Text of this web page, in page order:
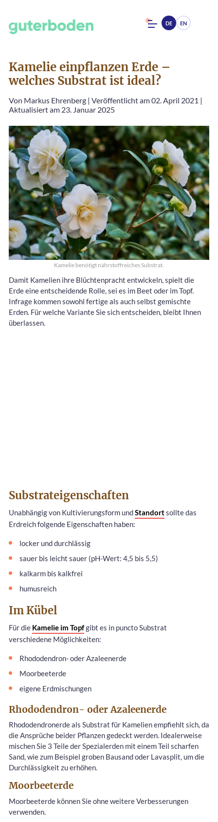
DE EN
Kamelie einpflanzen Erde –
welches Substrat ist ideal?
Von Markus Ehrenberg | Veröffentlicht am 02. April 2021 |
Aktualisiert am 23. Januar 2025
Kamelie benötigt nährstoffreiches Substrat.
Damit Kamelien ihre Blüchtenpracht entwickeln, spielt die
Erde eine entscheidende Rolle, sei es im Beet oder im Topf.
Infrage kommen sowohl fertige als auch selbst gemischte
Erden. Für welche Variante Sie sich entscheiden, bleibt Ihnen
überlassen.
Substrateigenschaften
Unabhängig von Kultivierungsform undStandortsollte das
Erdreich folgende Eigenschaften haben:
locker und durchlässig
sauer bis leicht sauer (pH-Wert: 4,5 bis 5,5)
kalkarm bis kalkfrei
humusreich
Im Kübel
Für die Kamelie im Topfgibt es in puncto Substrat
verschiedene Möglichkeiten:
Rhododendron- oder Azaleenerde
Moorbeeterde
eigene Erdmischungen
Rhododendron- oder Azaleenerde
Rhododendronerde als Substrat für Kamelien empfiehlt sich, da
die Ansprüche beider Pflanzen gedeckt werden. Idealerweise
mischen Sie 3 Teile der Spezialerden mit einem Teil scharfen
Sand, wie zum Beispiel groben Bausand oder Lavasplit, um die
Durchlässigkeit zu erhöhen.
Moorbeeterde
Moorbeeterde können Sie ohne weitere Verbesserungen
verwenden.